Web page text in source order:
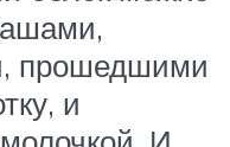
прошедшими
и